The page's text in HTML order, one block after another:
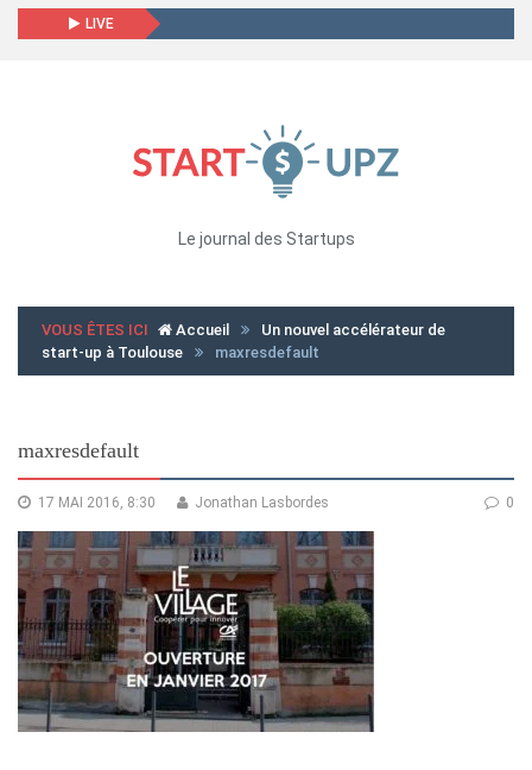
LIVE
Le journal des Startups
VOUS ÊTES ICI Accueil
Un nouvel accélérateur de
start-up à Toulouse
maxresdefault
maxresdefault
17 MAI 2016, 8:30 0
Jonathan Lasbordes